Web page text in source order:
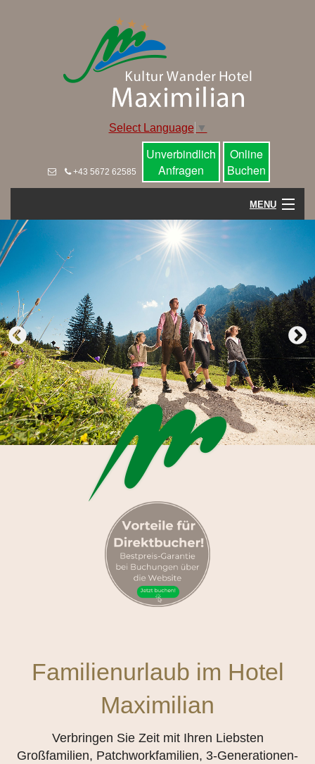
Select Language ▼
+43 5672 62585
Unverbindlich
Anfragen
Online
Buchen
MENU
Home
Hotel
Wohnen im Maximilian
Kulinarik
Work & Travel
Winter
Sommer
Familienurlaub im Hotel
Maximilian
Verbringen Sie Zeit mit Ihren Liebsten
Großfamilien, Patchworkfamilien, 3-Generationen-